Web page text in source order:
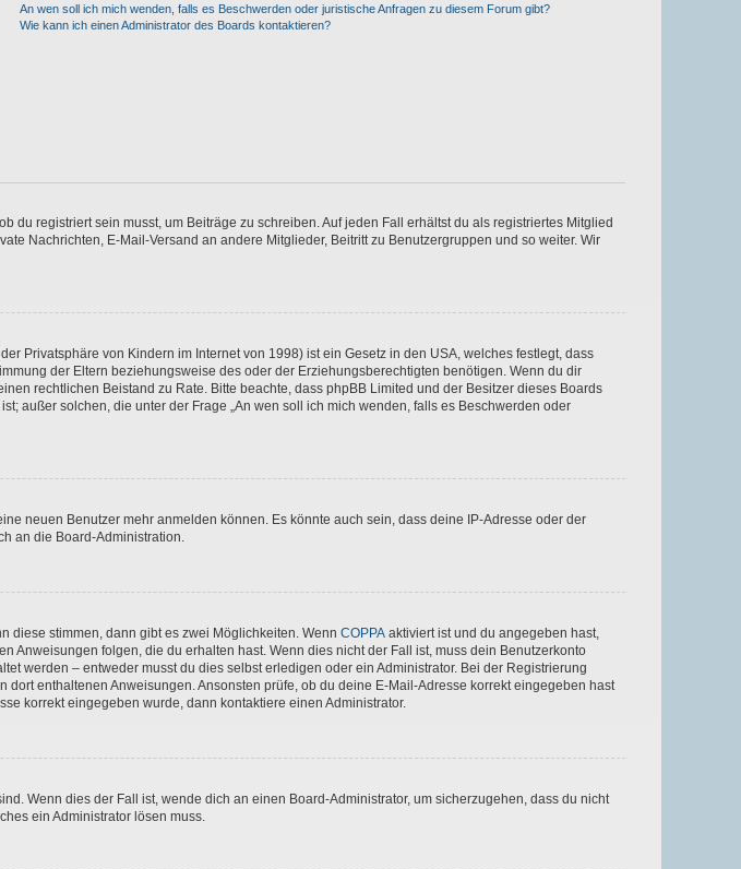
An wen soll ich mich wenden, falls es Beschwerden oder juristische Anfragen zu diesem Forum gibt?
Wie kann ich einen Administrator des Boards kontaktieren?
registriert sein musst, um Beiträge zu schreiben. Auf jeden Fall erhältst du als registriertes Mitglied
Nachrichten, E-Mail-Versand an andere Mitglieder, Beitritt zu Benutzergruppen und so weiter. Wir
Privatsphäre von Kindern im Internet von 1998) ist ein Gesetz in den USA, welches festlegt, dass
der Eltern beziehungsweise des oder der Erziehungsberechtigten benötigen. Wenn du dir
rechtlichen Beistand zu Rate. Bitte beachte, dass phpBB Limited und der Besitzer dieses Boards
außer solchen, die unter der Frage „An wen soll ich mich wenden, falls es Beschwerden oder
neuen Benutzer mehr anmelden können. Es könnte auch sein, dass deine IP-Adresse oder der
an die Board-Administration.
diese stimmen, dann gibt es zwei Möglichkeiten. Wenn COPPA aktiviert ist und du angegeben hast,
Anweisungen folgen, die du erhalten hast. Wenn dies nicht der Fall ist, muss dein Benutzerkonto
werden – entweder musst du dies selbst erledigen oder ein Administrator. Bei der Registrierung
enthaltenen Anweisungen. Ansonsten prüfe, ob du deine E-Mail-Adresse korrekt eingegeben hast
korrekt eingegeben wurde, dann kontaktiere einen Administrator.
Wenn dies der Fall ist, wende dich an einen Board-Administrator, um sicherzugehen, dass du nicht
ein Administrator lösen muss.